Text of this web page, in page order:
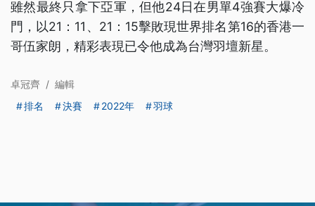
雖然最終只拿下亞軍，但他24日在男單4強賽大爆冷
門，以21：11、21：15擊敗現世界排名第16的香港一
哥伍家朗，精彩表現已令他成為台灣羽壇新星。
卓冠齊 / 編輯
排名
決賽 2022年 羽球